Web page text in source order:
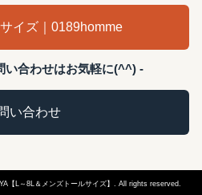
イズ｜0189homme
い合わせはお気軽に(^^) -
い合わせ
【L～8L＆メンズトールサイズ】. All rights reserved.